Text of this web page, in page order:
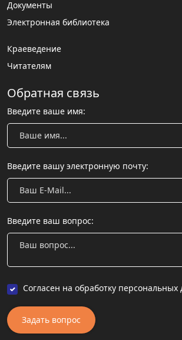
Документы
Электронная библиотека
Краеведение
Читателям
Обратная связь
Введите ваше имя:
Введите вашу электронную почту:
Введите ваш вопрос:
Согласен на обработку
Задать вопрос